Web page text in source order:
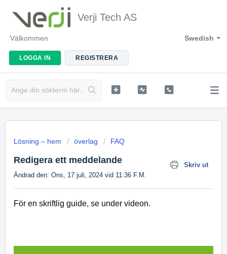
Verji Tech AS
Swedish
Välkommen
LOGGA IN REGISTRERA
Lösning – hem överlag FAQ
Redigera ett meddelande
Skriv ut
Ändrad den: Ons, 17 juli, 2024 vid 11:36 F.M.
För en skriftlig guide, se under videon.